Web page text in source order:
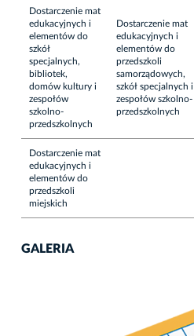
Dostarczenie mat
edukacyjnych i
elementów do
szkół
specjalnych,
bibliotek,
domów kultury i
zespołów
szkolno-
przedszkolnych
Dostarczenie mat
edukacyjnych i
elementów do
przedszkoli
samorządowych,
szkół specjalnych i
zespołów szkolno-
przedszkolnych
Dostarczenie mat
edukacyjnych i
elementów do
przedszkoli
miejskich
GALERIA